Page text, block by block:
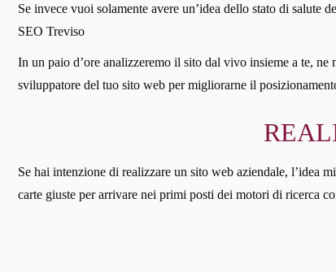
Se invece vuoi solamente avere un’idea dello stato di salute
SEO Treviso
In un paio d’ore analizzeremo il sito dal vivo insieme a te,
sviluppatore del tuo sito web per migliorarne il
Se hai intenzione di realizzare un sito web aziendale, l’idea
carte giuste per arrivare nei primi posti dei motori di ricerca